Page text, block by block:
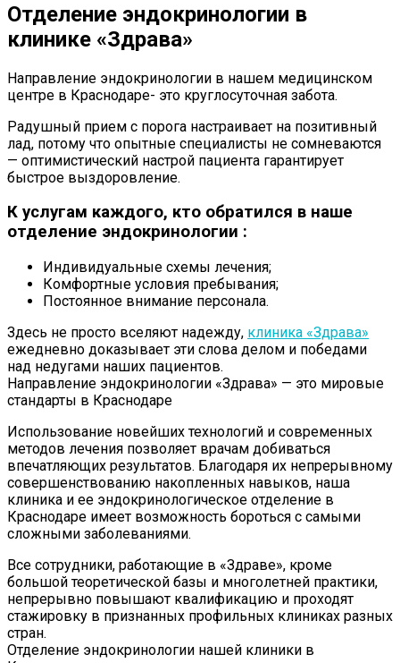
Отделение эндокринологии в
клинике «Здрава»
Направление эндокринологии в нашем медицинском
центре в Краснодаре- это круглосуточная забота.
Радушный прием с порога настраивает на позитивный
лад, потому что опытные специалисты не сомневаются
— оптимистический настрой пациента гарантирует
быстрое выздоровление.
К услугам каждого, кто обратился в наше
отделение эндокринологии :
Индивидуальные схемы лечения;
Комфортные условия пребывания;
Постоянное внимание персонала.
Здесь не просто вселяют надежду, клиника «Здрава»
ежедневно доказывает эти слова делом и победами
над недугами наших пациентов.
Направление эндокринологии «Здрава» — это мировые
стандарты в Краснодаре
Использование новейших технологий и современных
методов лечения позволяет врачам добиваться
впечатляющих результатов. Благодаря их непрерывному
совершенствованию накопленных навыков, наша
клиника и ее эндокринологическое отделение в
Краснодаре имеет возможность бороться с самыми
сложными заболеваниями.
Все сотрудники, работающие в «Здраве», кроме
большой теоретической базы и многолетней практики,
непрерывно повышают квалификацию и проходят
стажировку в признанных профильных клиниках разных
стран.
Отделение эндокринологии нашей клиники в